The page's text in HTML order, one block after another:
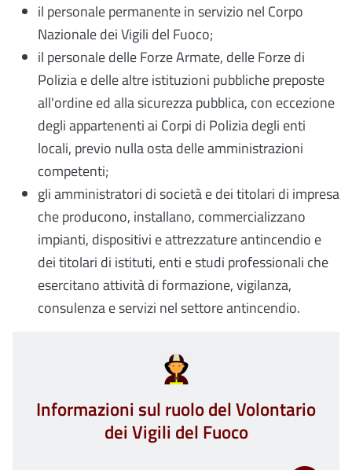
il personale permanente in servizio nel Corpo
Nazionale dei Vigili del Fuoco;
il personale delle Forze Armate, delle Forze di
Polizia e delle altre istituzioni pubbliche preposte
all'ordine ed alla sicurezza pubblica, con eccezione
degli appartenenti ai Corpi di Polizia degli enti
locali, previo nulla osta delle amministrazioni
competenti;
gli amministratori di società e dei titolari di impresa
che producono, installano, commercializzano
impianti, dispositivi e attrezzature antincendio e
dei titolari di istituti, enti e studi professionali che
esercitano attività di formazione, vigilanza,
consulenza e servizi nel settore antincendio.
Informazioni sul ruolo del Volontario
dei Vigili del Fuoco